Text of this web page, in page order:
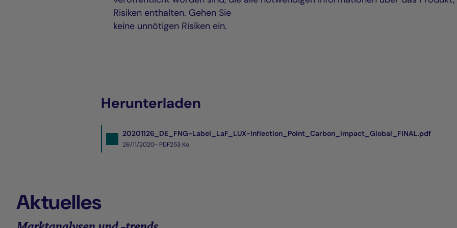
Risiken enthalten. Gehen Sie
keine unnötigen Risiken ein.
Herunterladen
20201126_DE_FNG-Label_LaF_LUX-Inflection_Point_Carbon_Impact_Global_FINAL.pdf
26/11/2020- PDF253 Ko
Aktuelles